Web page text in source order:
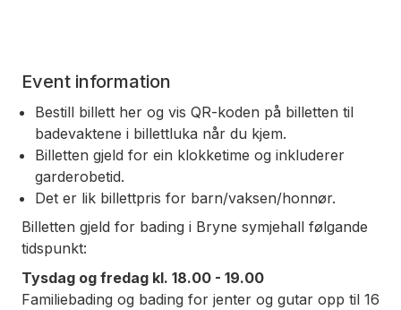
Event information
Bestill billett her og vis QR-koden på billetten til
badevaktene i billettluka når du kjem.
Billetten gjeld for ein klokketime og inkluderer
garderobetid.
Det er lik billettpris for barn/vaksen/honnør.
Billetten gjeld for bading i Bryne symjehall følgande
tidspunkt:
Tysdag og fredag kl. 18.00 - 19.00
Familiebading og bading for jenter og gutar opp til 16